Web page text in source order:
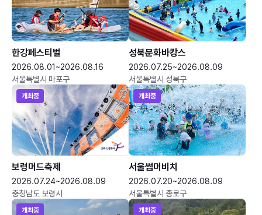
한강페스티벌
2026.08.01~2026.08.16
서울특별시 마포구
성북문화바캉스
2026.07.25~2026.08.09
서울특별시 성북구
개최중
보령머드축제
2026.07.24~2026.08.09
충청남도 보령시
개최중
서울썸머비치
2026.07.20~2026.08.09
서울특별시 종로구
개최중 개최중